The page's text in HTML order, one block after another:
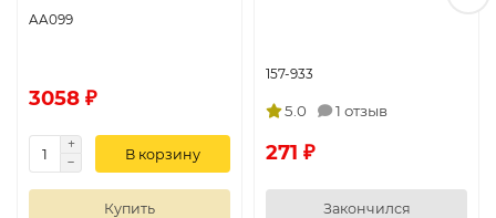
AA099
3058 ₽
В корзину
Купить
157-933
5.0 1 отзыв
271 ₽
Закончился